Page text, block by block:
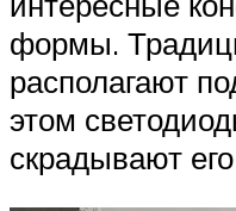
формы.
располагают
этом
скрадывают